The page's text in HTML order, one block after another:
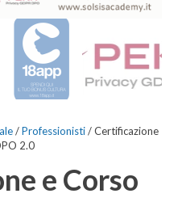
/Professionisti/ Certificazione
2.0
e Corso